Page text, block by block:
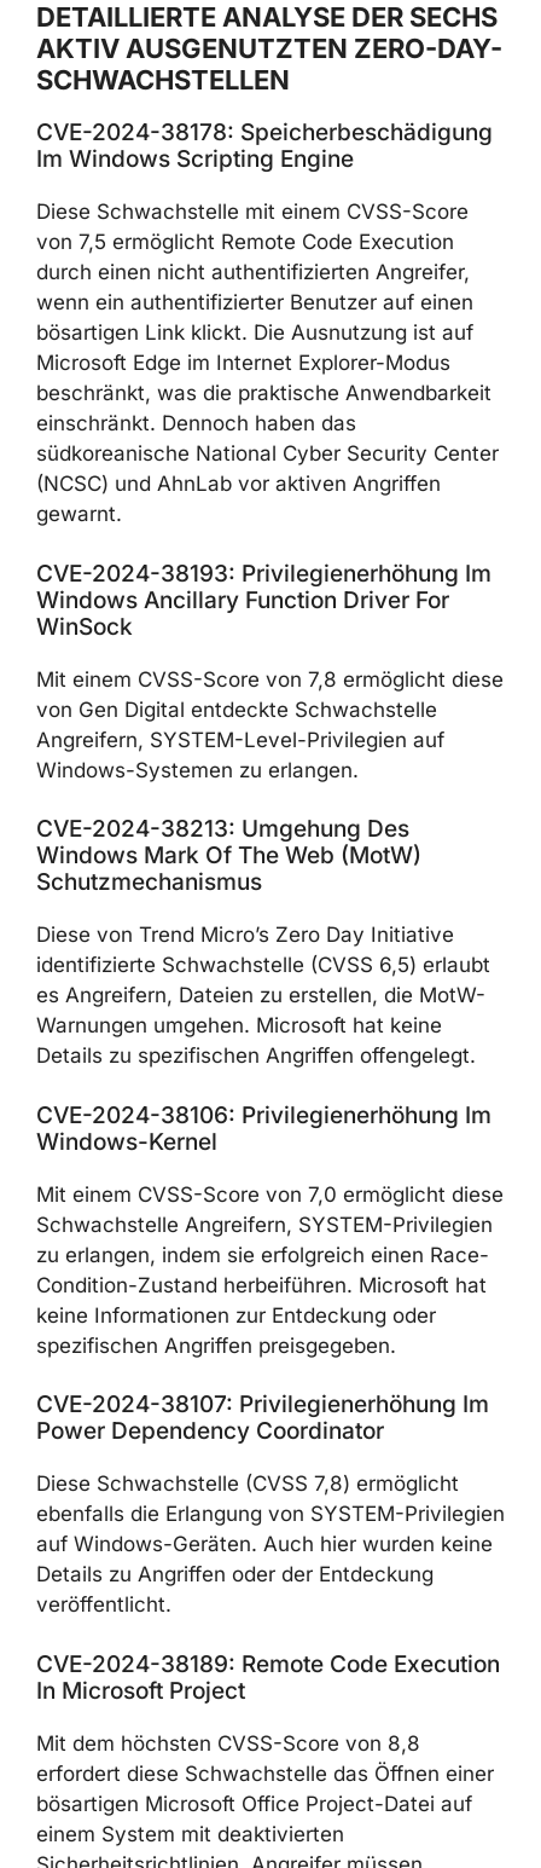
DETAILLIERTE ANALYSE DER SECHS
AKTIV AUSGENUTZTEN ZERO-DAY-
SCHWACHSTELLEN
CVE-2024-38178: Speicherbeschädigung
Im Windows Scripting Engine
Diese Schwachstelle mit einem CVSS-Score
von 7,5 ermöglicht Remote Code Execution
durch einen nicht authentifizierten Angreifer,
wenn ein authentifizierter Benutzer auf einen
bösartigen Link klickt. Die Ausnutzung ist auf
Microsoft Edge im Internet Explorer-Modus
beschränkt, was die praktische Anwendbarkeit
einschränkt. Dennoch haben das
südkoreanische National Cyber Security Center
(NCSC) und AhnLab vor aktiven Angriffen
gewarnt.
CVE-2024-38193: Privilegienerhöhung Im
Windows Ancillary Function Driver For
WinSock
Mit einem CVSS-Score von 7,8 ermöglicht diese
von Gen Digital entdeckte Schwachstelle
Angreifern, SYSTEM-Level-Privilegien auf
Windows-Systemen zu erlangen.
CVE-2024-38213: Umgehung Des
Windows Mark Of The Web (MotW)
Schutzmechanismus
Diese von Trend Micro’s Zero Day Initiative
identifizierte Schwachstelle (CVSS 6,5) erlaubt
es Angreifern, Dateien zu erstellen, die MotW-
Warnungen umgehen. Microsoft hat keine
Details zu spezifischen Angriffen offengelegt.
CVE-2024-38106: Privilegienerhöhung Im
Windows-Kernel
Mit einem CVSS-Score von 7,0 ermöglicht diese
Schwachstelle Angreifern, SYSTEM-Privilegien
zu erlangen, indem sie erfolgreich einen Race-
Condition-Zustand herbeiführen. Microsoft hat
keine Informationen zur Entdeckung oder
spezifischen Angriffen preisgegeben.
CVE-2024-38107: Privilegienerhöhung Im
Power Dependency Coordinator
Diese Schwachstelle (CVSS 7,8) ermöglicht
ebenfalls die Erlangung von SYSTEM-Privilegien
auf Windows-Geräten. Auch hier wurden keine
Details zu Angriffen oder der Entdeckung
veröffentlicht.
CVE-2024-38189: Remote Code Execution
In Microsoft Project
Mit dem höchsten CVSS-Score von 8,8
erfordert diese Schwachstelle das Öffnen einer
bösartigen Microsoft Office Project-Datei auf
einem System mit deaktivierten